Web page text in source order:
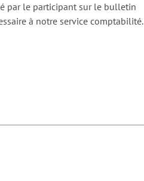
par le participant sur le bulletin
à notre service comptabilité.